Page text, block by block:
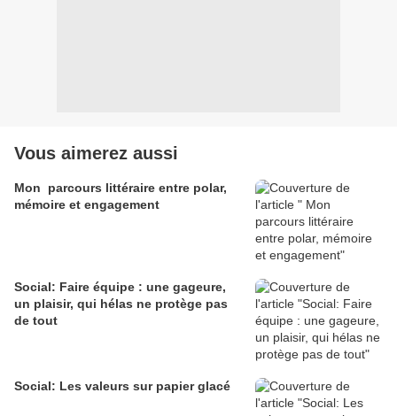
Vous aimerez aussi
Mon parcours littéraire entre polar,
mémoire et engagement
Social: Faire équipe : une gageure,
un plaisir, qui hélas ne protège pas
de tout
Social: Les valeurs sur papier glacé